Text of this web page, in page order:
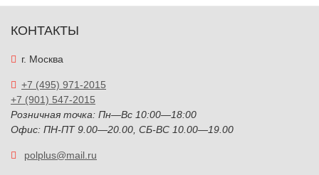
КОНТАКТЫ
г. Москва
+7 (495) 971-2015
+7 (901) 547-2015
Розничная точка: Пн—Вс 10:00—18:00
Офис: ПН-ПТ 9.00—20.00, СБ-ВС 10.00—19.00
polplus@mail.ru